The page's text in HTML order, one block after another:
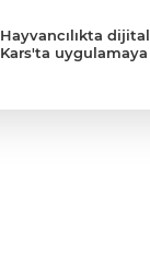
Hayvancılıkta
Kars'ta uygulamaya